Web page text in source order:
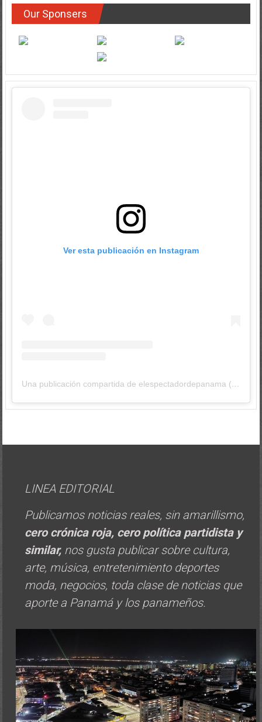
Our Sponsers
Ver esta publicación en Instagram
Una publicación compartida de elespectadordepanama (@elespectadordepanama)
LINEA EDITORIAL
Publicamos noticias reales, sin amarillismo,
cero crónica roja, cero política partidista y
similar, nos gusta publicar sobre cultura,
arte, música, entretenimiento deportes
moda, negocios, toda clase de noticias que
aporte a Panamá y los panameños.